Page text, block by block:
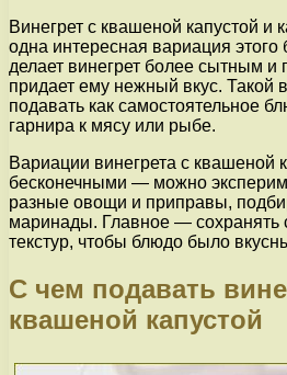
Винегрет с квашеной капустой
одна интересная вариация
делает винегрет более сытным и
придает ему нежный вкус. Такой
подавать как самостоятельное
гарнира к мясу или рыбе.
Вариации винегрета с квашеной
бесконечными — можно
разные овощи и приправы,
маринады. Главное — сохранять
текстур, чтобы блюдо было
С чем подавать
квашеной капустой